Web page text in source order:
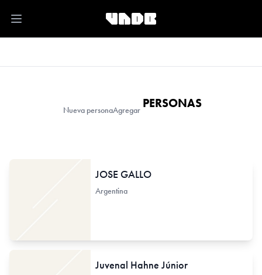
Open main menu
Nueva personaAgregar PERSONAS
JOSE GALLO
Argentina
Juvenal Hahne Júnior